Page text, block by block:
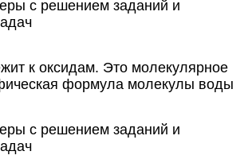
к оксидам. Это молекулярное
формула молекулы воды